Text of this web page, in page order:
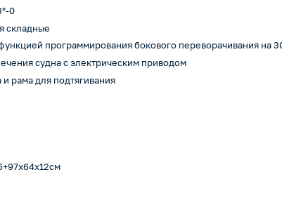
0
складные
программирования бокового переворачивания на
судна с электрическим приводом
рама для подтягивания